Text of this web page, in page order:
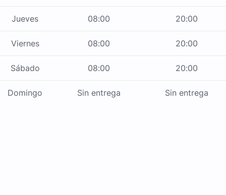
Jueves 08:00 20:00
Viernes 08:00 20:00
Sábado 08:00 20:00
Domingo Sin entrega Sin entrega